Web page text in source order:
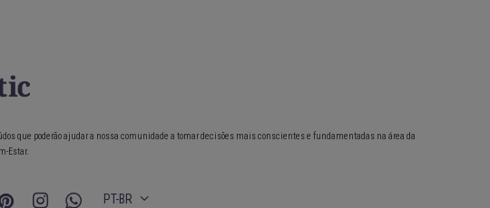
que poderão ajudar a nossa comunidade a tomar decisões mais conscientes e fundamentadas na área da
Estar.
PT-BR